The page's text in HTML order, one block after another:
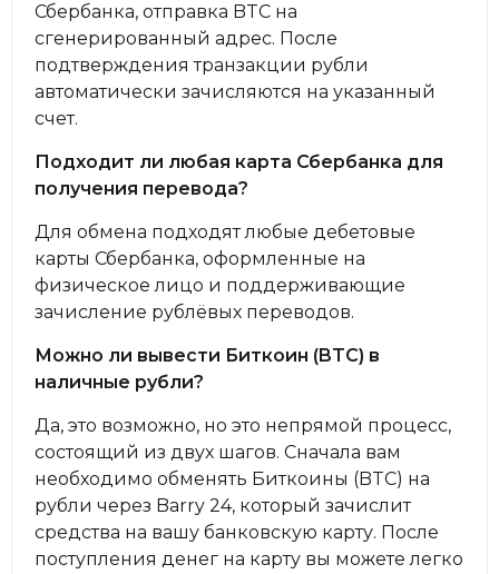
Сбербанка, отправка BTC на
сгенерированный адрес. После
подтверждения транзакции рубли
автоматически зачисляются на указанный
счет.
Подходит ли любая карта Сбербанка для
получения перевода?
Для обмена подходят любые дебетовые
карты Сбербанка, оформленные на
физическое лицо и поддерживающие
зачисление рублёвых переводов.
Можно ли вывести Биткоин (BTC) в
наличные рубли?
Да, это возможно, но это непрямой процесс,
состоящий из двух шагов. Сначала вам
необходимо обменять Биткоины (BTC) на
рубли через Barry 24, который зачислит
средства на вашу банковскую карту. После
поступления денег на карту вы можете легко